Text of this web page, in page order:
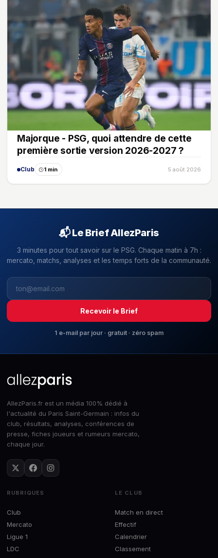
Majorque - PSG, quoi attendre de cette
première sortie version 2026-2027 ?
Club 1 min 5 août 2026
📬 Le Brief AllezParis
3 minutes pour tout savoir sur le PSG. Chaque matin à 7h :
mercato, matchs, analyses et les temps forts de la communauté.
Recevoir le Brief
1 e-mail par jour · gratuit · zéro spam
AllezParis.fr est un média 100% dédié à
l'actualité du Paris Saint-Germain : infos du
club, résultats, analyses, conférences de
presse, fiches joueurs et rumeurs mercato,
chaque jour.
RUBRIQUES
Club
Mercato
Ligue 1
LDC
LE CLUB
Match en direct
Effectif
Calendrier
Classement